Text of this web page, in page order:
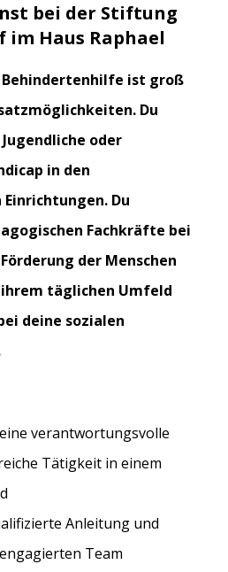
bei der Stiftung
im Haus Raphael
ist groß
Du
oder
in den
Du
Fachkräfte bei
der Menschen
täglichen Umfeld
deine sozialen
verantwortungsvolle
Tätigkeit in einem
Anleitung und
Team